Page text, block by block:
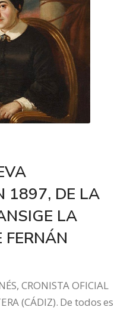
1897, DE LA
LA
FERNÁN
CRONISTA OFICIAL
(CÁDIZ). De todos es